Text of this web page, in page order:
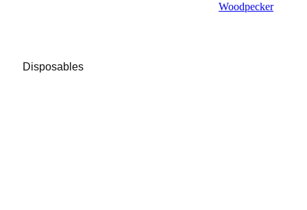
Woodpecker
Disposables